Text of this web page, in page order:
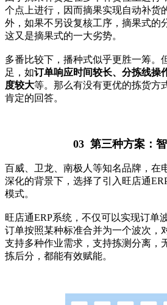
个点上进行，因而摘果实现自动补货
外，如果不另设复核工序，摘果式的
这又是摘果式的一大劣势。
多番比较下，播种式似乎更胜一筹。
足，如订单响应时间较长、分拣线操
度较大等。那么有没有更优的拣货方
肯定的回答。
03 第三种方案：
百威、卫龙、南极人等知名品牌，在
深化的背景下，选择了引入旺店通
模式。
旺店通ERP系统，不仅可以实现订单
订单按照某种标准合并为一个波次，
支持多种作业需求，支持拣测分离，
拣后分，都能有效赋能。